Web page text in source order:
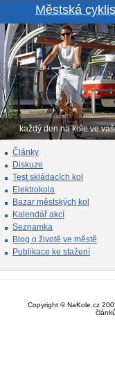
Městská
každý den na kole ve
Články
Diskuze
Test skládacích kol
Elektrokola
Bazar městských kol
Kalendář akcí
Seznamka
Blog o životě ve městě
Publikace ke stažení
Copyright © NaKole.cz